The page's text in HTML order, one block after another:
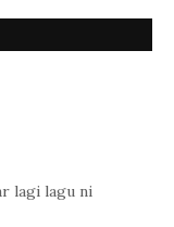
lagi lagu ni